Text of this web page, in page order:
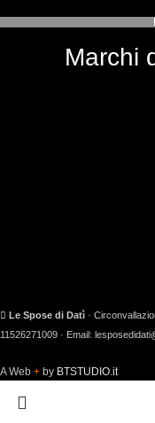
Marchi
Le Spose di Datì ·
11526271009 · Email:
A Web by BTSTUDIO.it